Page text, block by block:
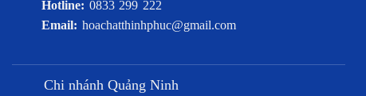
Hotline: 0833 299 222
Email: hoachatthinhphuc@gmail.com
Chi nhánh Quảng Ninh